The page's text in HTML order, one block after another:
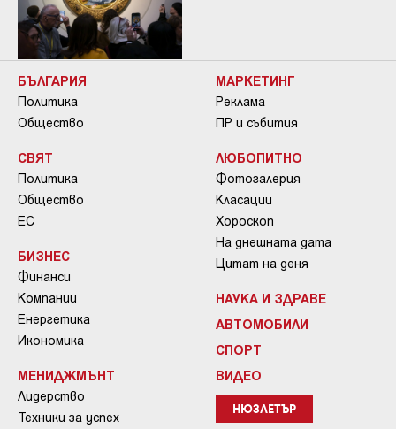
БЪЛГАРИЯ
Политика
Общество
СВЯТ
Политика
Общество
ЕС
БИЗНЕС
Финанси
Компании
Енергетика
Икономика
МЕНИДЖМЪНТ
Лидерство
Техники за успех
МАРКЕТИНГ
Реклама
ПР и събития
ЛЮБОПИТНО
Фотогалерия
Класации
Хороскоп
На днешната дата
Цитат на деня
НАУКА И ЗДРАВЕ
АВТОМОБИЛИ
СПОРТ
ВИДЕО
НЮЗЛЕТЪР